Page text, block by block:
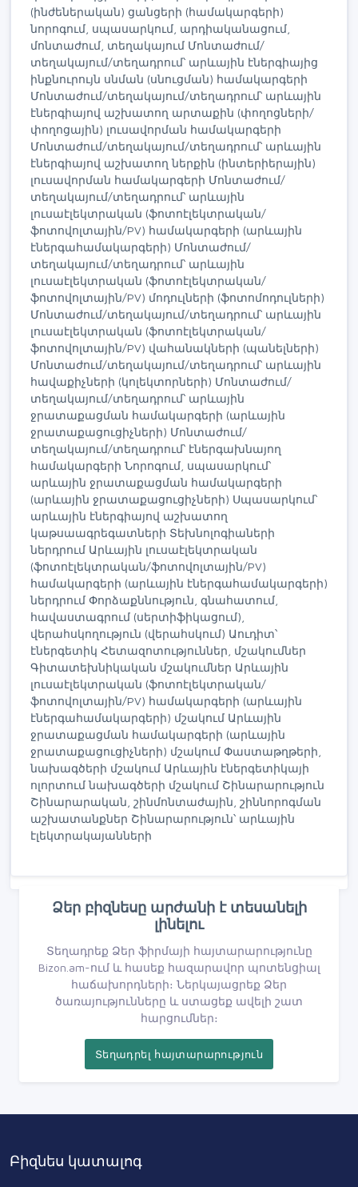
(ինժեներական) ցանցերի (համակարգերի)
նորոգում, սպասարկում, արդիականացում,
մոնտաժում, տեղակայում Մոնտաժում/
տեղակայում/տեղադրում՝ արևային էներգիայից
ինքնուրույն սնման (սնուցման) համակարգերի
Մոնտաժում/տեղակայում/տեղադրում՝ արևային
էներգիայով աշխատող արտաքին (փողոցների/
փողոցային) լուսավորման համակարգերի
Մոնտաժում/տեղակայում/տեղադրում՝ արևային
էներգիայով աշխատող ներքին (ինտերիերային)
լուսավորման համակարգերի Մոնտաժում/
տեղակայում/տեղադրում՝ արևային
լուսաէլեկտրական (ֆոտոէլեկտրական/
ֆոտովոլտային/PV) համակարգերի (արևային
էներգահամակարգերի) Մոնտաժում/
տեղակայում/տեղադրում՝ արևային
լուսաէլեկտրական (ֆոտոէլեկտրական/
ֆոտովոլտային/PV) մոդուլների (ֆոտոմոդուլների)
Մոնտաժում/տեղակայում/տեղադրում՝ արևային
լուսաէլեկտրական (ֆոտոէլեկտրական/
ֆոտովոլտային/PV) վահանակների (պանելների)
Մոնտաժում/տեղակայում/տեղադրում՝ արևային
հավաքիչների (կոլեկտորների) Մոնտաժում/
տեղակայում/տեղադրում՝ արևային
ջրատաքացման համակարգերի (արևային
ջրատաքացուցիչների) Մոնտաժում/
տեղակայում/տեղադրում՝ էներգախնայող
համակարգերի Նորոգում, սպասարկում՝
արևային ջրատաքացման համակարգերի
(արևային ջրատաքացուցիչների) Սպասարկում՝
արևային էներգիայով աշխատող
կաթսաագրեգատների Տեխնոլոգիաների
ներդրում Արևային լուսաէլեկտրական
(ֆոտոէլեկտրական/ֆոտովոլտային/PV)
համակարգերի (արևային էներգահամակարգերի)
ներդրում Փորձաքննություն, գնահատում,
հավաստագրում (սերտիֆիկացում),
վերահսկողություն (վերահսկում) Աուդիտ՝
էներգետիկ Հետազոտություններ, մշակումներ
Գիտատեխնիկական մշակումներ Արևային
լուսաէլեկտրական (ֆոտոէլեկտրական/
ֆոտովոլտային/PV) համակարգերի (արևային
էներգահամակարգերի) մշակում Արևային
ջրատաքացման համակարգերի (արևային
ջրատաքացուցիչների) մշակում Փաստաթղթերի,
նախագծերի մշակում Արևային էներգետիկայի
ոլորտում նախագծերի մշակում Շինարարություն
Շինարարական, շինմոնտաժային, շիննորոգման
աշխատանքներ Շինարարություն՝ արևային
էլեկտրակայանների
Ձեր բիզնեսը արժանի է տեսանելի
լինելու
Տեղադրեք Ձեր ֆիրմայի հայտարարությունը
Bizon.am-ում և հասեք հազարավոր պոտենցիալ
հաճախորդների։ Ներկայացրեք Ձեր
ծառայությունները և ստացեք ավելի շատ
հարցումներ։
Տեղադրել հայտարարություն
Բիզնես կատալոգ